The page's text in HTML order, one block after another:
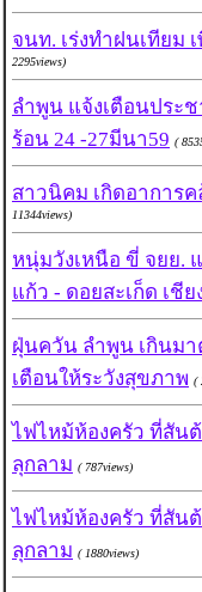
จนท. เร่งทำฝนเทียม
2295views)
ลำพูน แจ้งเตือนประ
ร้อน 24 -27มีนา59 (
สาวนิคม เกิดอาการ
11344views)
หนุ่มวังเหนือ ขี่ จยย.
แก้ว - ดอยสะเก็ด เชีย
ฝุ่นควัน ลำพูน เกินม
เตือนให้ระวังสุขภาพ (
ไฟไหม้ห้องครัว ที่สัน
ลุกลาม ( 787views)
ไฟไหม้ห้องครัว ที่สัน
ลุกลาม ( 1880views)